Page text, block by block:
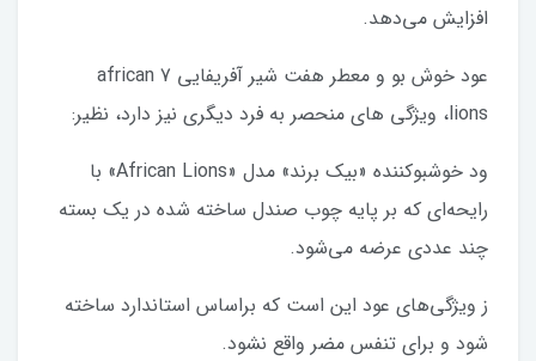
افزایش می‌دهد.
عود خوش بو و معطر هفت شیر آفریفایی 7 african
lions، ویژگی های منحصر به فرد دیگری نیز دارد، نظیر:
ود خوشبوکننده «بیک برند» مدل «African Lions» با
رایحه‌ای که بر پایه چوب صندل ساخته شده در یک بسته
چند عددی عرضه می‌شود.
ز ویژگی‌های عود این است که براساس استاندارد ساخته
شود و برای تنفس مضر واقع نشود.